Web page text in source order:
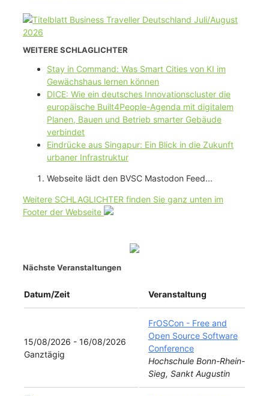
WEITERE SCHLAGLICHTER
Stay in Command: Was Smart Cities von KI im
Gewächshaus lernen können
DICE: Wie ein deutsches Innovationscluster die
europäische Built4People-Agenda mit digitalem
Planen, Bauen und Betrieb smarter Gebäude
verbindet
Eindrücke aus Singapur: Ein Blick in die Zukunft
urbaner Infrastruktur
Webseite lädt den BVSC Mastodon Feed...
Weitere SCHLAGLICHTER finden Sie ganz unten im
Footer der Webseite
Nächste Veranstaltungen
Datum/Zeit Veranstaltung
15/08/2026 - 16/08/2026
Ganztägig
FrOSCon - Free and
Open Source Software
Conference
Hochschule Bonn-Rhein-
Sieg, Sankt Augustin